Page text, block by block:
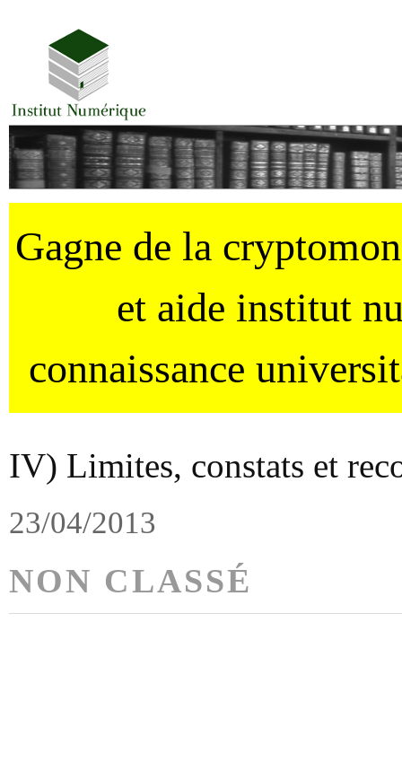
Gagne de la
et aide institut
connaissance
IV) Limites, constats et
23/04/2013
NON CLASSÉ